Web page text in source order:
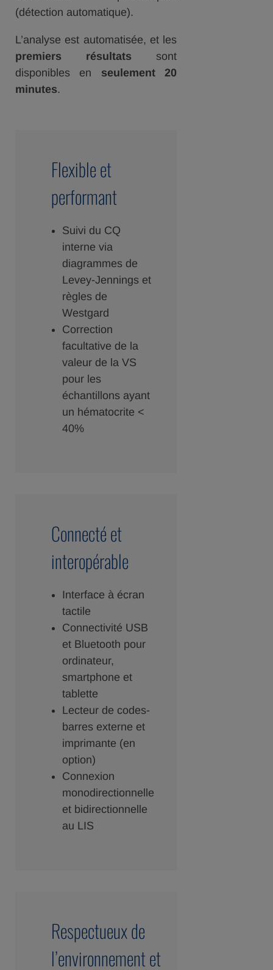
(détection automatique).
L’analyse est automatisée, et les
premiers résultats sont
disponibles en seulement 20
minutes.
Flexible et
performant
Suivi du CQ
interne via
diagrammes de
Levey-Jennings et
règles de
Westgard
Correction
facultative de la
valeur de la VS
pour les
échantillons ayant
un hématocrite <
40%
Connecté et
interopérable
Interface à écran
tactile
Connectivité USB
et Bluetooth pour
ordinateur,
smartphone et
tablette
Lecteur de codes-
barres externe et
imprimante (en
option)
Connexion
monodirectionnelle
et bidirectionnelle
au LIS
Respectueux de
l’environnement et